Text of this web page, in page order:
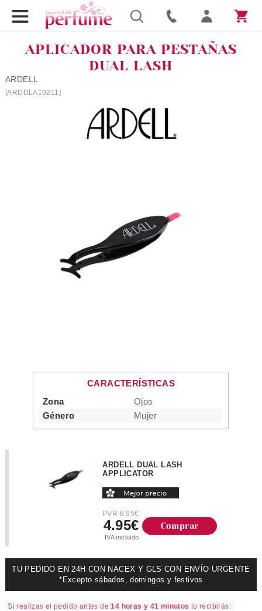
APLICADOR PARA PESTAÑAS
DUAL LASH
ARDELL
[ARDDLA19211]
CARACTERÍSTICAS
Zona
Ojos
Género
Mujer
ARDELL DUAL LASH
APPLICATOR
PVR 6.95€
4.95€
IVA incluido
Comprar
TU PEDIDO EN 24H CON NACEX Y GLS CON ENVÍO URGENTE
*Excepto sábados, domingos y festivos
Si realizas el pedido antes de14 horas y 41 minutos lo recibirás: